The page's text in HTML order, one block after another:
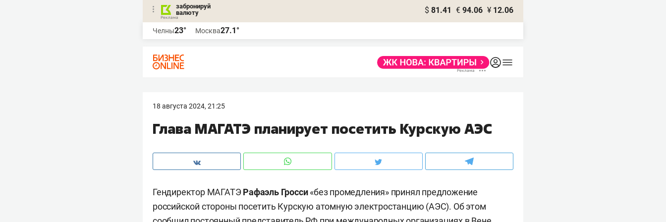
забронируй
валюту
$ 81.41 € 94.06 ¥ 12.06
Челны23° Москва27.1°
18 августа 2024, 21:25
Глава МАГАТЭ планирует посетить Курскую АЭС
Гендиректор МАГАТЭРафаэль Гросси«без промедления» принял предложение
российской стороны посетить Курскую атомную электростанцию (АЭС). Об этом